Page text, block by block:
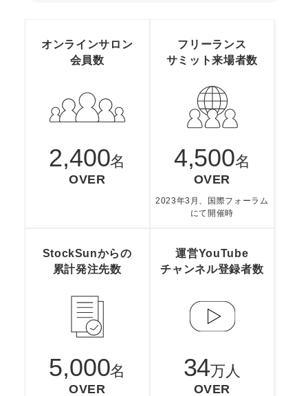
オンラインサロン
会員数
2,400名
OVER
フリーランス
サミット来場者数
4,500名
OVER
2023年3月、国際フォーラム
にて開催時
StockSunからの
累計発注先数
5,000名
OVER
運営YouTube
チャンネル登録者数
34万人
OVER